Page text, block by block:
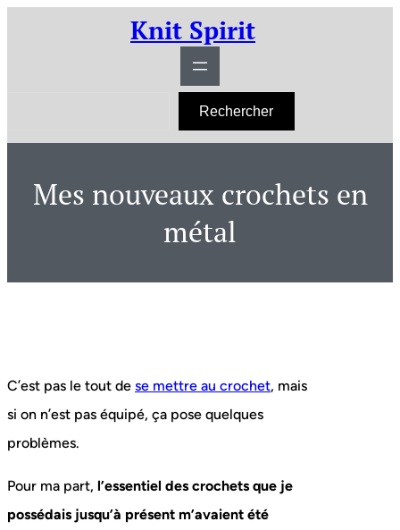
Knit Spirit
h
Rechercher
Mes nouveaux crochets en
métal
C’est pas le tout de se mettre au crochet, mais
si on n’est pas équipé, ça pose quelques
problèmes.
Pour ma part, l’essentiel des crochets que je
possédais jusqu’à présent m’avaient été